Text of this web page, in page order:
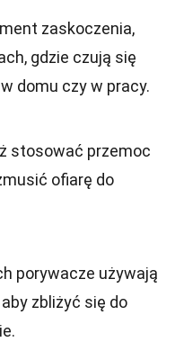
zaskoczenia,
gdzie czują się
domu czy w pracy.
stosować przemoc
ofiarę do
porywacze używają
zbliżyć się do